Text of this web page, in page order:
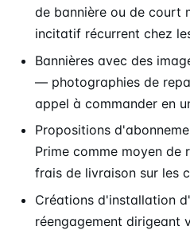
de bannière ou de court
incitatif récurrent chez
Bannières avec des
— photographies de
appel à commander en
Propositions
Prime comme moyen de
frais de livraison sur les
Créations d'installation
réengagement dirigeant